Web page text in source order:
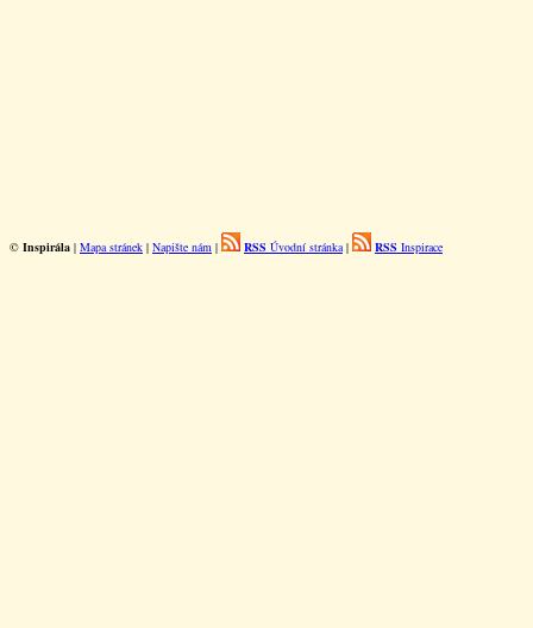
© Inspirála | Mapa stránek | Napište nám | RSS Úvodní stránka| RSS Inspirace